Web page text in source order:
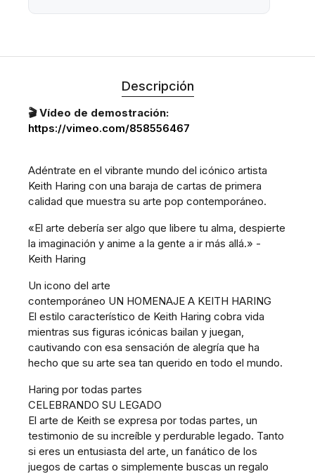
Descripción
🎬 Vídeo de demostración:
https://vimeo.com/858556467
Adéntrate en el vibrante mundo del icónico artista
Keith Haring con una baraja de cartas de primera
calidad que muestra su arte pop contemporáneo.
«El arte debería ser algo que libere tu alma, despierte
la imaginación y anime a la gente a ir más allá.» -
Keith Haring
Un icono del arte
contemporáneo UN HOMENAJE A KEITH HARING
El estilo característico de Keith Haring cobra vida
mientras sus figuras icónicas bailan y juegan,
cautivando con esa sensación de alegría que ha
hecho que su arte sea tan querido en todo el mundo.
Haring por todas partes
CELEBRANDO SU LEGADO
El arte de Keith se expresa por todas partes, un
testimonio de su increíble y perdurable legado. Tanto
si eres un entusiasta del arte, un fanático de los
juegos de cartas o simplemente buscas un regalo